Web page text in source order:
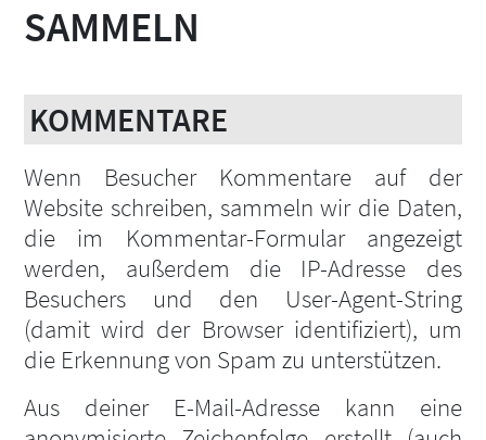
SAMMELN
KOMMENTARE
Wenn Besucher Kommentare auf der
Website schreiben, sammeln wir die Daten,
die im Kommentar-Formular angezeigt
werden, außerdem die IP-Adresse des
Besuchers und den User-Agent-String
(damit wird der Browser identifiziert), um
die Erkennung von Spam zu unterstützen.
Aus deiner E-Mail-Adresse kann eine